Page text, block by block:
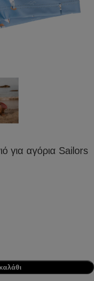
για αγόρια Sailors